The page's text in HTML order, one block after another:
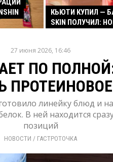
КЬЮТИ КУПИЛ —
SKIN ПОЛУЧИЛ:
27 июня 2026, 16:46
ПО
линейку блюд и
В ней находится
позиций
НОВОСТИ / ГАСТРОТОЧКА